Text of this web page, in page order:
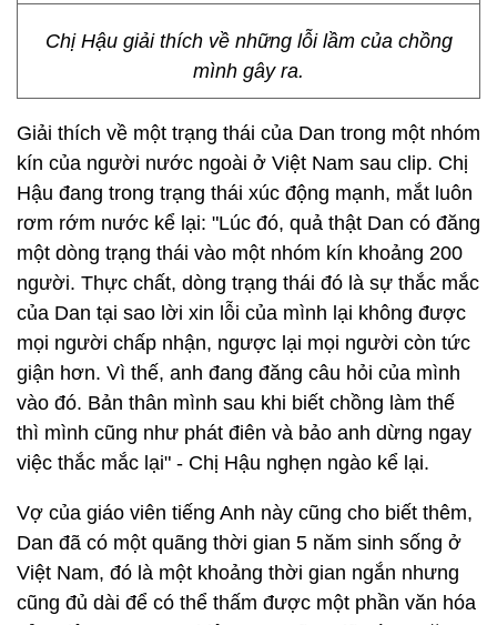
Chị Hậu giải thích về những lỗi lầm của chồng
mình gây ra.
Giải thích về một trạng thái của Dan trong một nhóm
kín của người nước ngoài ở Việt Nam sau clip. Chị
Hậu đang trong trạng thái xúc động mạnh, mắt luôn
rơm rớm nước kể lại: "Lúc đó, quả thật Dan có đăng
một dòng trạng thái vào một nhóm kín khoảng 200
người. Thực chất, dòng trạng thái đó là sự thắc mắc
của Dan tại sao lời xin lỗi của mình lại không được
mọi người chấp nhận, ngược lại mọi người còn tức
giận hơn. Vì thế, anh đang đăng câu hỏi của mình
vào đó. Bản thân mình sau khi biết chồng làm thế
thì mình cũng như phát điên và bảo anh dừng ngay
việc thắc mắc lại" - Chị Hậu nghẹn ngào kể lại.
Vợ của giáo viên tiếng Anh này cũng cho biết thêm,
Dan đã có một quãng thời gian 5 năm sinh sống ở
Việt Nam, đó là một khoảng thời gian ngắn nhưng
cũng đủ dài để có thể thấm được một phần văn hóa